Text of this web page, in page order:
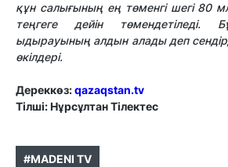
құн салығының ең төменгі шегі 80
теңгеге дейін төмендетіледі.
ыдырауының алдын алады деп
өкілдері.
Дереккөз:qazaqstan.tv
Tілші: Нұрсұлтан Тілектес
#MADENI TV